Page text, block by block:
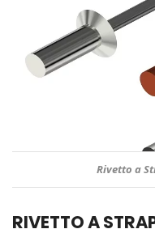
Rivetto a
RIVETTO A